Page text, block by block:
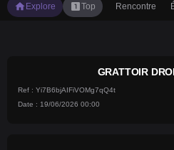
home Explore looks_oneTop Rencontre
GRATTOIR
Ref : Yi7B6bjAIFiVOMg7qQ4t
Date : 19/06/2026 00:00